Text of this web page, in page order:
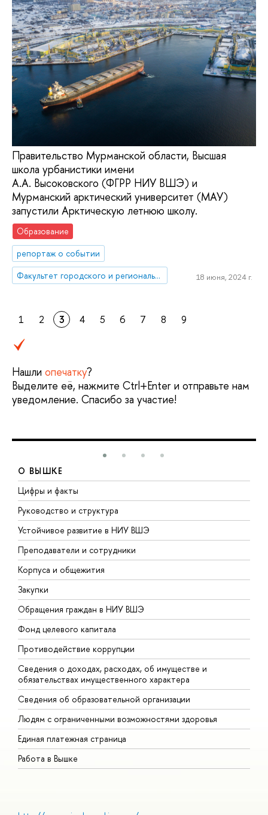
Правительство Мурманской области, Высшая
школа урбанистики имени
А.А. Высоковского (ФГРР НИУ ВШЭ) и
Мурманский арктический университет (МАУ)
запустили Арктическую летнюю школу.
Образование
репортаж о событии
Факультет городского и регионального развития
18 июня, 2024 г.
1 2 3 4 5 6 7 8 9
Нашли опечатку?
Выделите её, нажмите Ctrl+Enter и отправьте нам
уведомление. Спасибо за участие!
О ВЫШКЕ
Цифры и факты
Руководство и структура
Устойчивое развитие в НИУ ВШЭ
Преподаватели и сотрудники
Корпуса и общежития
Закупки
Обращения граждан в НИУ ВШЭ
Фонд целевого капитала
Противодействие коррупции
Сведения о доходах, расходах, об имуществе и
обязательствах имущественного характера
Сведения об образовательной организации
Людям с ограниченными возможностями здоровья
Единая платежная страница
Работа в Вышке